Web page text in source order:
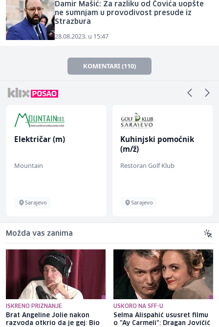
Damir Mašić: Za razliku od Čovića uopšte
ne sumnjam u provodivost presude iz
Strazbura
28.08.2023. u 15:47
KOMENTARI (110)
Električar (m)
Mountain
Sarajevo
Kuhinjski pomoćnik
(m/ž)
Restoran Golf Klub
Sarajevo
Možda vas zanima
ISKRENO PRIZNANJE
Brat Angeline Jolie nakon
razvoda otkrio da je gej: Bio
USKORO NA SFF-U
Selma Alispahić ususret filmu
o "Ay Carmeli": Dragan Jovičić